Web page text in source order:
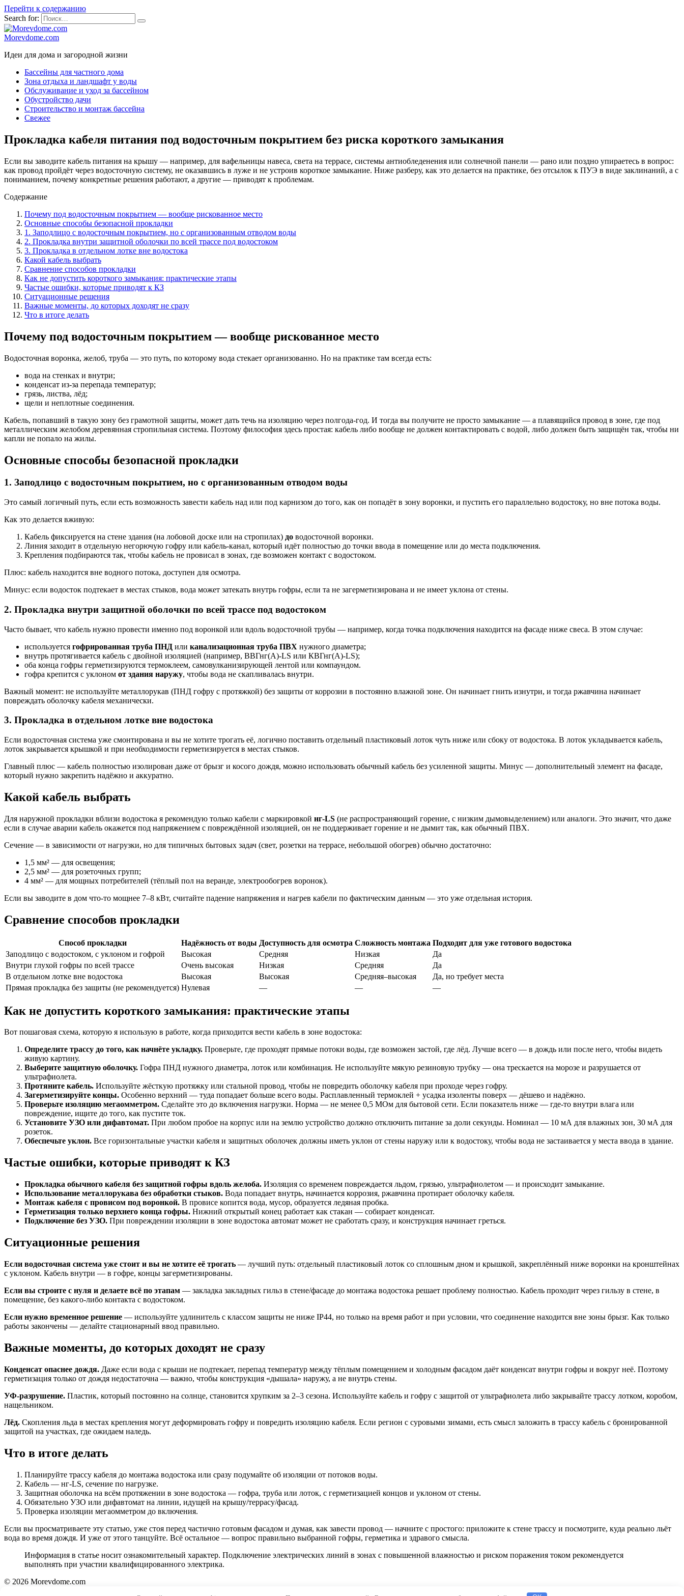
Перейти к содержанию
Search for:
Morevdome.com
Идеи для дома и загородной жизни
Бассейны для частного дома
Зона отдыха и ландшафт у воды
Обслуживание и уход за бассейном
Обустройство дачи
Строительство и монтаж бассейна
Свежее
Прокладка кабеля питания под водосточным покрытием без риска короткого замыкания
Если вы заводите кабель питания на крышу — например, для вафельницы навеса, света на террасе, системы антиобледенения или солнечной панели — рано или поздно упираетесь в вопрос:
как провод пройдёт через водосточную систему, не оказавшись в луже и не устроив короткое замыкание. Ниже разберу, как это делается на практике, без отсылок к ПУЭ в виде заклинаний, а с
пониманием, почему конкретные решения работают, а другие — приводят к проблемам.
Содержание
Почему под водосточным покрытием — вообще рискованное место
Основные способы безопасной прокладки
1. Заподлицо с водосточным покрытием, но с организованным отводом воды
2. Прокладка внутри защитной оболочки по всей трассе под водостоком
3. Прокладка в отдельном лотке вне водостока
Какой кабель выбрать
Сравнение способов прокладки
Как не допустить короткого замыкания: практические этапы
Частые ошибки, которые приводят к КЗ
Ситуационные решения
Важные моменты, до которых доходят не сразу
Что в итоге делать
Почему под водосточным покрытием — вообще рискованное место
Водосточная воронка, желоб, труба — это путь, по которому вода стекает организованно. Но на практике там всегда есть:
вода на стенках и внутри;
конденсат из-за перепада температур;
грязь, листва, лёд;
щели и неплотные соединения.
Кабель, попавший в такую зону без грамотной защиты, может дать течь на изоляцию через полгода-год. И тогда вы получите не просто замыкание — а плавящийся провод в зоне, где под
металлическим желобом деревянная стропильная система. Поэтому философия здесь простая: кабель либо вообще не должен контактировать с водой, либо должен быть защищён так, чтобы ни
капли не попало на жилы.
Основные способы безопасной прокладки
1. Заподлицо с водосточным покрытием, но с организованным отводом воды
Это самый логичный путь, если есть возможность завести кабель над или под карнизом до того, как он попадёт в зону воронки, и пустить его параллельно водостоку, но вне потока воды.
Как это делается вживую:
Кабель фиксируется на стене здания (на лобовой доске или на стропилах) до водосточной воронки.
Линия заходит в отдельную негорючую гофру или кабель-канал, который идёт полностью до точки ввода в помещение или до места подключения.
Крепления подбираются так, чтобы кабель не провисал в зонах, где возможен контакт с водостоком.
Плюс: кабель находится вне водного потока, доступен для осмотра.
Минус: если водосток подтекает в местах стыков, вода может затекать внутрь гофры, если та не загерметизирована и не имеет уклона от стены.
2. Прокладка внутри защитной оболочки по всей трассе под водостоком
Часто бывает, что кабель нужно провести именно под воронкой или вдоль водосточной трубы — например, когда точка подключения находится на фасаде ниже свеса. В этом случае:
используется гофрированная труба ПНД или канализационная труба ПВХ нужного диаметра;
внутрь протягивается кабель с двойной изоляцией (например, ВВГнг(А)-LS или КВГнг(А)-LS);
оба конца гофры герметизируются термоклеем, самовулканизирующей лентой или компаундом.
гофра крепится с уклоном от здания наружу, чтобы вода не скапливалась внутри.
Важный момент: не используйте металлорукав (ПНД гофру с протяжкой) без защиты от коррозии в постоянно влажной зоне. Он начинает гнить изнутри, и тогда ржавчина начинает
повреждать оболочку кабеля механически.
3. Прокладка в отдельном лотке вне водостока
Если водосточная система уже смонтирована и вы не хотите трогать её, логично поставить отдельный пластиковый лоток чуть ниже или сбоку от водостока. В лоток укладывается кабель,
лоток закрывается крышкой и при необходимости герметизируется в местах стыков.
Главный плюс — кабель полностью изолирован даже от брызг и косого дождя, можно использовать обычный кабель без усиленной защиты. Минус — дополнительный элемент на фасаде,
который нужно закрепить надёжно и аккуратно.
Какой кабель выбрать
Для наружной прокладки вблизи водостока я рекомендую только кабели с маркировкой нг-LS (не распространяющий горение, с низким дымовыделением) или аналоги. Это значит, что даже
если в случае аварии кабель окажется под напряжением с повреждённой изоляцией, он не поддерживает горение и не дымит так, как обычный ПВХ.
Сечение — в зависимости от нагрузки, но для типичных бытовых задач (свет, розетки на террасе, небольшой обогрев) обычно достаточно:
1,5 мм² — для освещения;
2,5 мм² — для розеточных групп;
4 мм² — для мощных потребителей (тёплый пол на веранде, электрообогрев воронок).
Если вы заводите в дом что-то мощнее 7–8 кВт, считайте падение напряжения и нагрев кабели по фактическим данным — это уже отдельная история.
Сравнение способов прокладки
Способ прокладки Надёжность от воды Доступность для осмотра Сложность монтажа Подходит для уже готового водостока
Заподлицо с водостоком, с уклоном и гофрой
Высокая Средняя Низкая
Да
Внутри глухой гофры по всей трассе
Очень высокая Низкая Средняя
Да
В отдельном лотке вне водостока
Высокая Высокая Средняя–высокая
Да, но требует места
Прямая прокладка без защиты (не рекомендуется) Нулевая — — —
Как не допустить короткого замыкания: практические этапы
Вот пошаговая схема, которую я использую в работе, когда приходится вести кабель в зоне водостока:
Определите трассу до того, как начнёте укладку. Проверьте, где проходят прямые потоки воды, где возможен застой, где лёд. Лучше всего — в дождь или после него, чтобы видеть
живую картину.
Выберите защитную оболочку. Гофра ПНД нужного диаметра, лоток или комбинация. Не используйте мякую резиновую трубку — она трескается на морозе и разрушается от
ультрафиолета.
Протяните кабель. Используйте жёсткую протяжку или стальной провод, чтобы не повредить оболочку кабеля при проходе через гофру.
Загерметизируйте концы. Особенно верхний — туда попадает больше всего воды. Расплавленный термоклей + усадка изоленты поверх — дёшево и надёжно.
Проверьте изоляцию мегаомметром. Сделайте это до включения нагрузки. Норма — не менее 0,5 МОм для бытовой сети. Если показатель ниже — где-то внутри влага или
повреждение, ищите до того, как пустите ток.
Установите УЗО или дифавтомат. При любом пробое на корпус или на землю устройство должно отключить питание за доли секунды. Номинал — 10 мА для влажных зон, 30 мА для
розеток.
Обеспечьте уклон. Все горизонтальные участки кабеля и защитных оболочек должны иметь уклон от стены наружу или к водостоку, чтобы вода не застаивается у места ввода в здание.
Частые ошибки, которые приводят к КЗ
Прокладка обычного кабеля без защитной гофры вдоль желоба. Изоляция со временем повреждается льдом, грязью, ультрафиолетом — и происходит замыкание.
Использование металлорукава без обработки стыков. Вода попадает внутрь, начинается коррозия, ржавчина протирает оболочку кабеля.
Монтаж кабеля с провисом под воронкой. В провисе копится вода, мусор, образуется ледяная пробка.
Герметизация только верхнего конца гофры. Нижний открытый конец работает как стакан — собирает конденсат.
Подключение без УЗО. При повреждении изоляции в зоне водостока автомат может не сработать сразу, и конструкция начинает греться.
Ситуационные решения
Если водосточная система уже стоит и вы не хотите её трогать — лучший путь: отдельный пластиковый лоток со сплошным дном и крышкой, закреплённый ниже воронки на кронштейнах
с уклоном. Кабель внутри — в гофре, концы загерметизированы.
Если вы строите с нуля и делаете всё по этапам — закладка закладных гильз в стене/фасаде до монтажа водостока решает проблему полностью. Кабель проходит через гильзу в стене, в
помещение, без какого-либо контакта с водостоком.
Если нужно временное решение — используйте удлинитель с классом защиты не ниже IP44, но только на время работ и при условии, что соединение находится вне зоны брызг. Как только
работы закончены — делайте стационарный ввод правильно.
Важные моменты, до которых доходят не сразу
Конденсат опаснее дождя. Даже если вода с крыши не подтекает, перепад температур между тёплым помещением и холодным фасадом даёт конденсат внутри гофры и вокруг неё. Поэтому
герметизация только от дождя недостаточна — важно, чтобы конструкция «дышала» наружу, а не внутрь стены.
УФ-разрушение. Пластик, который постоянно на солнце, становится хрупким за 2–3 сезона. Используйте кабель и гофру с защитой от ультрафиолета либо закрывайте трассу лотком, коробом,
нащельником.
Лёд. Скопления льда в местах крепления могут деформировать гофру и повредить изоляцию кабеля. Если регион с суровыми зимами, есть смысл заложить в трассу кабель с бронированной
защитой на участках, где ожидаем наледь.
Что в итоге делать
Планируйте трассу кабеля до монтажа водостока или сразу подумайте об изоляции от потоков воды.
Кабель — нг-LS, сечение по нагрузке.
Защитная оболочка на всём протяжении в зоне водостока — гофра, труба или лоток, с герметизацией концов и уклоном от стены.
Обязательно УЗО или дифавтомат на линии, идущей на крышу/террасу/фасад.
Проверка изоляции мегаомметром до включения.
Если вы просматриваете эту статью, уже стоя перед частично готовым фасадом и думая, как завести провод — начните с простого: приложите к стене трассу и посмотрите, куда реально льёт
вода во время дождя. И уже от этого танцуйте. Всё остальное — вопрос правильно выбранной гофры, герметика и здравого смысла.
Информация в статье носит ознакомительный характер. Подключение электрических линий в зонах с повышенной влажностью и риском поражения током рекомендуется
выполнять при участии квалифицированного электрика.
© 2026 Morevdome.com